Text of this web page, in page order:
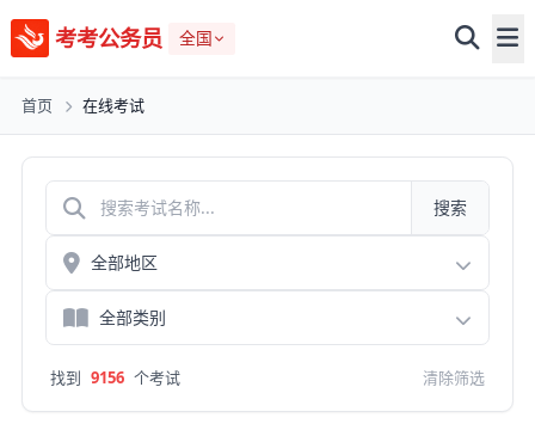
考考公务员 全国
首页 在线考试
搜索
找到 9156 个考试 清除筛选